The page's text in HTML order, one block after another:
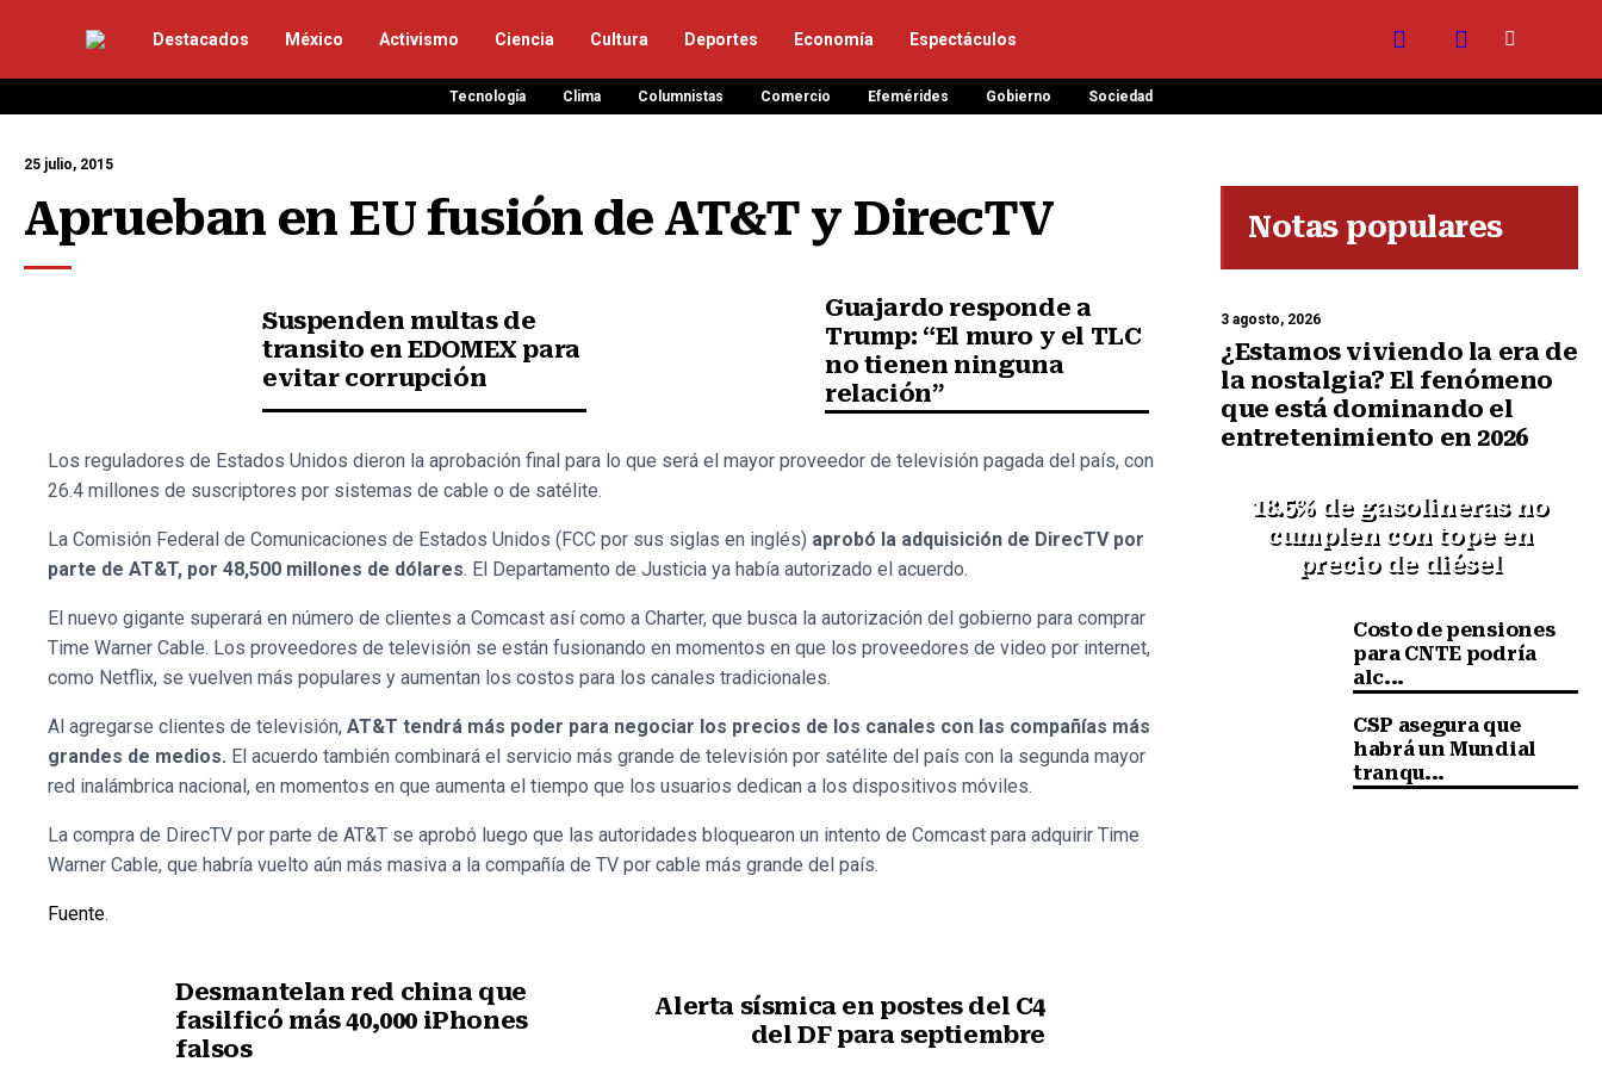
Destacados México Activismo Ciencia Cultura Deportes Economía Espectáculos
Tecnología Clima Columnistas Comercio Efemérides Gobierno Sociedad
25 julio, 2015
Aprueban en EU fusión de AT&T y DirecTV
Suspenden multas de
transito en EDOMEX para
evitar corrupción
Guajardo responde a
Trump: “El muro y el TLC
no tienen ninguna
relación”
Los reguladores de Estados Unidos dieron la aprobación final para lo que será el mayor proveedor de televisión pagada del país, con
26.4 millones de suscriptores por sistemas de cable o de satélite.
La Comisión Federal de Comunicaciones de Estados Unidos (FCC por sus siglas en inglés) aprobó la adquisición de DirecTV por
parte de AT&T, por 48,500 millones de dólares. El Departamento de Justicia ya había autorizado el acuerdo.
El nuevo gigante superará en número de clientes a Comcast así como a Charter, que busca la autorización del gobierno para comprar
Time Warner Cable. Los proveedores de televisión se están fusionando en momentos en que los proveedores de video por internet,
como Netflix, se vuelven más populares y aumentan los costos para los canales tradicionales.
Al agregarse clientes de televisión, AT&T tendrá más poder para negociar los precios de los canales con las compañías más
grandes de medios. El acuerdo también combinará el servicio más grande de televisión por satélite del país con la segunda mayor
red inalámbrica nacional, en momentos en que aumenta el tiempo que los usuarios dedican a los dispositivos móviles.
La compra de DirecTV por parte de AT&T se aprobó luego que las autoridades bloquearon un intento de Comcast para adquirir Time
Warner Cable, que habría vuelto aún más masiva a la compañía de TV por cable más grande del país.
Fuente.
Desmantelan red china que
fasilficó más 40,000 iPhones
falsos
Alerta sísmica en postes del C4
del DF para septiembre
Notas populares
3 agosto, 2026
¿Estamos viviendo la era de
la nostalgia? El fenómeno
que está dominando el
entretenimiento en 2026
18.5% de gasolineras no
cumplen con tope en
precio de diésel
Costo de pensiones
para CNTE podría
alc...
CSP asegura que
habrá un Mundial
tranqu...